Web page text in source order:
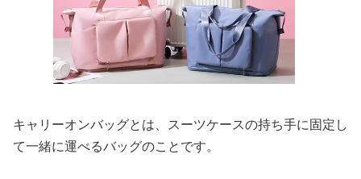
キャリーオンバッグとは、スーツケースの持ち手に固定し
て一緒に運べるバッグのことです。